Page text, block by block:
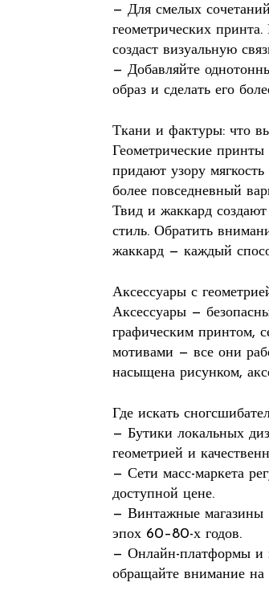
— Для смелых
геометрических
создаст визуальную
— Добавляйте
образ и сделать его
Ткани и фактуры: что
Геометрические
придают узору
более повседневный
Твид и жаккард
стиль. Обратить
жаккард — каждый
Аксессуары с
Аксессуары —
графическим принтом,
мотивами — все они
насыщена рисунком,
Где искать
— Бутики локальных
геометрией и
— Сети масс-маркета
доступной цене.
— Винтажные магазины
эпох 60–80-х годов.
— Онлайн-платформы и
обращайте внимание